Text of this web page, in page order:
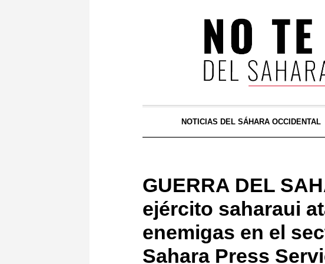
NOTICIAS DEL SÁHARA OCCIDENTAL
GUERRA DEL
ejército saharaui
enemigas en el
Sahara Press